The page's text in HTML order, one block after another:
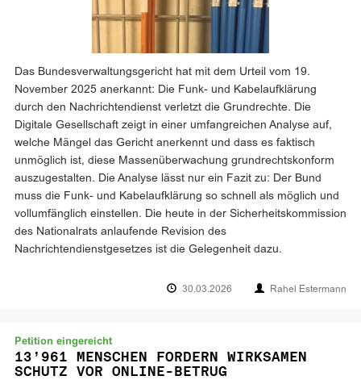
Das Bundesverwaltungsgericht hat mit dem Urteil vom 19.
November 2025 anerkannt: Die Funk- und Kabelaufklärung
durch den Nachrichtendienst verletzt die Grundrechte. Die
Digitale Gesellschaft zeigt in einer umfangreichen Analyse auf,
welche Mängel das Gericht anerkennt und dass es faktisch
unmöglich ist, diese Massenüberwachung grundrechtskonform
auszugestalten. Die Analyse lässt nur ein Fazit zu: Der Bund
muss die Funk- und Kabelaufklärung so schnell als möglich und
vollumfänglich einstellen. Die heute in der Sicherheitskommission
des Nationalrats anlaufende Revision des
Nachrichtendienstgesetzes ist die Gelegenheit dazu.
30.03.2026 Rahel Estermann
Petition eingereicht
13’961 MENSCHEN FORDERN WIRKSAMEN
SCHUTZ VOR ONLINE-BETRUG